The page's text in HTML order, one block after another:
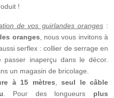
!
de vos guirlandes oranges:
oranges , nous vous invitons à
serflex : collier de serrage en
inaperçu dans le décor.
un magasin de bricolage.
à 15 mètres ,seul le câble
. Pour des longueurs plus